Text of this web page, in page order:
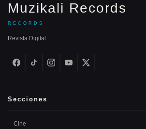
Muzikali Records
RECORDS
Revista Digital
Secciones
Cine